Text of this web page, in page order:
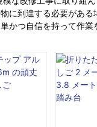
に到達する必要がある
かつ自信を持って作業